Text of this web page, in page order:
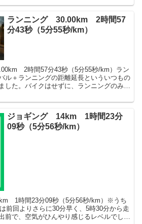
ランニング 30.00km 2時間57
分43秒（5分55秒/km）
2時間57分43秒（5分55秒/km）ラン
ル＋ランニングの距離延長といういつもの
した。バイクはせずに、ランニングのみ。
ジョギング 14km 1時間23分
09秒（5分56秒/km）
1時間23分09秒（5分56秒/km）※うち
前回よりさらに30分早く、5時30分から走
前で、空気がひんやり感じるレベルでし